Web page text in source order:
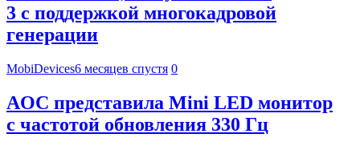
3 с поддержкой многокадровой
генерации
MobiDevices6 месяцев спустя 0
AOC представила Mini LED монитор
с частотой обновления 330 Гц